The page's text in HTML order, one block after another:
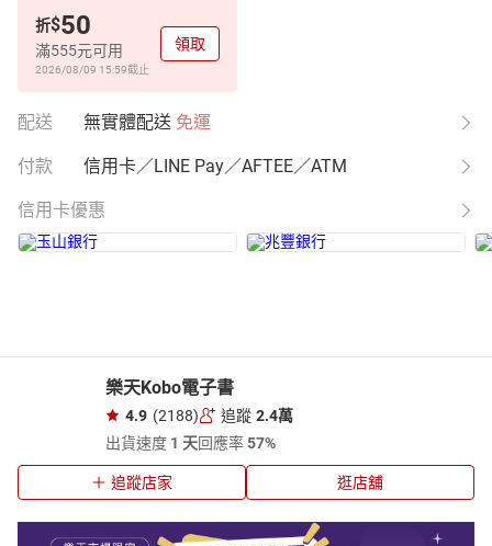
折$50
滿555元可用
2026/08/09 15:59截止
領取
配送 無實體配送 免運
付款 信用卡／LINE Pay／AFTEE／ATM
信用卡優惠
樂天Kobo電子書
4.9 (2188) 追蹤 2.4萬
出貨速度 1 天回應率57%
追蹤店家 逛店舖